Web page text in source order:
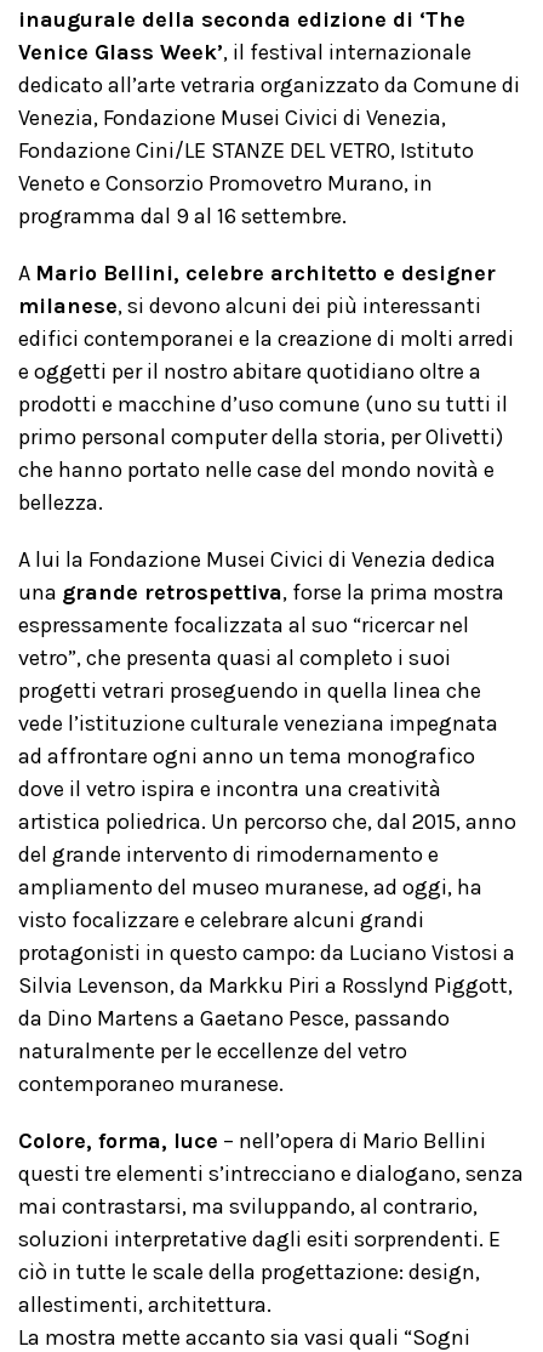
inaugurale della seconda edizione di ‘The
Venice Glass Week’, il festival internazionale
dedicato all’arte vetraria organizzato da Comune di
Venezia, Fondazione Musei Civici di Venezia,
Fondazione Cini/LE STANZE DEL VETRO, Istituto
Veneto e Consorzio Promovetro Murano, in
programma dal 9 al 16 settembre.
A Mario Bellini, celebre architetto e designer
milanese, si devono alcuni dei più interessanti
edifici contemporanei e la creazione di molti arredi
e oggetti per il nostro abitare quotidiano oltre a
prodotti e macchine d’uso comune (uno su tutti il
primo personal computer della storia, per Olivetti)
che hanno portato nelle case del mondo novità e
bellezza.
A lui la Fondazione Musei Civici di Venezia dedica
una grande retrospettiva, forse la prima mostra
espressamente focalizzata al suo “ricercar nel
vetro”, che presenta quasi al completo i suoi
progetti vetrari proseguendo in quella linea che
vede l’istituzione culturale veneziana impegnata
ad affrontare ogni anno un tema monografico
dove il vetro ispira e incontra una creatività
artistica poliedrica. Un percorso che, dal 2015, anno
del grande intervento di rimodernamento e
ampliamento del museo muranese, ad oggi, ha
visto focalizzare e celebrare alcuni grandi
protagonisti in questo campo: da Luciano Vistosi a
Silvia Levenson, da Markku Piri a Rosslynd Piggott,
da Dino Martens a Gaetano Pesce, passando
naturalmente per le eccellenze del vetro
contemporaneo muranese.
Colore, forma, luce – nell’opera di Mario Bellini
questi tre elementi s’intrecciano e dialogano, senza
mai contrastarsi, ma sviluppando, al contrario,
soluzioni interpretative dagli esiti sorprendenti. E
ciò in tutte le scale della progettazione: design,
allestimenti, architettura.
La mostra mette accanto sia vasi quali “Sogni